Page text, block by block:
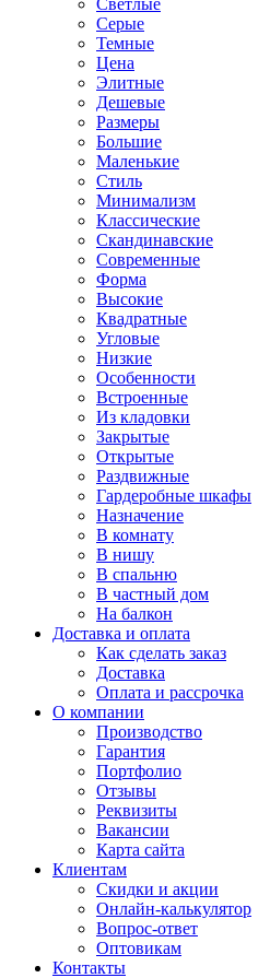
Светлые
Серые
Темные
Цена
Элитные
Дешевые
Размеры
Большие
Маленькие
Стиль
Минимализм
Классические
Скандинавские
Современные
Форма
Высокие
Квадратные
Угловые
Низкие
Особенности
Встроенные
Из кладовки
Закрытые
Открытые
Раздвижные
Гардеробные шкафы
Назначение
В комнату
В нишу
В спальню
В частный дом
На балкон
Доставка и оплата
Как сделать заказ
Доставка
Оплата и рассрочка
О компании
Производство
Гарантия
Портфолио
Отзывы
Реквизиты
Вакансии
Карта сайта
Клиентам
Скидки и акции
Онлайн-калькулятор
Вопрос-ответ
Оптовикам
Контакты